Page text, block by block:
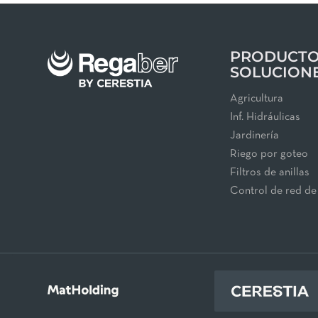
Agricultura
Inf. Hidráulicas
Jardinería
Riego por goteo
Filtros de anillas
Control de red de